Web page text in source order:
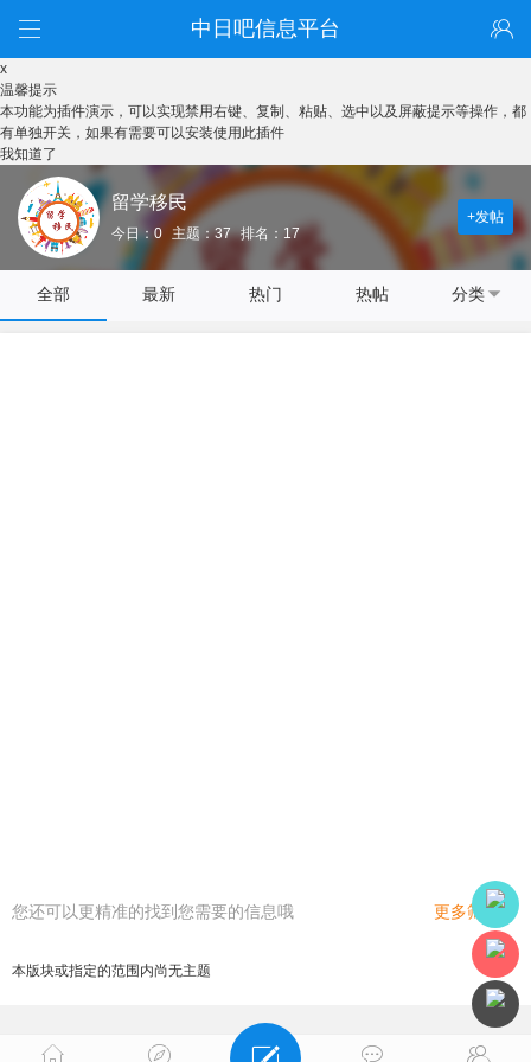
中日吧信息平台
x
温馨提示
本功能为插件演示，可以实现禁用右键、复制、粘贴、选中以及屏蔽提示等操作，都
有单独开关，如果有需要可以安装使用此插件
我知道了
留学移民
今日：0 主题：37 排名：17
+发帖
全部 最新 热门 热帖 分类
您还可以更精准的找到您需要的信息哦 更多筛选
本版块或指定的范围内尚无主题